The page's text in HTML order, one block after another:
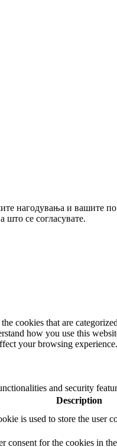
нагодувања и вашите
што се согласувате.
that are
how you use this
your browsing experience.
and security
Description
is used to store the user
consent for the cookies in